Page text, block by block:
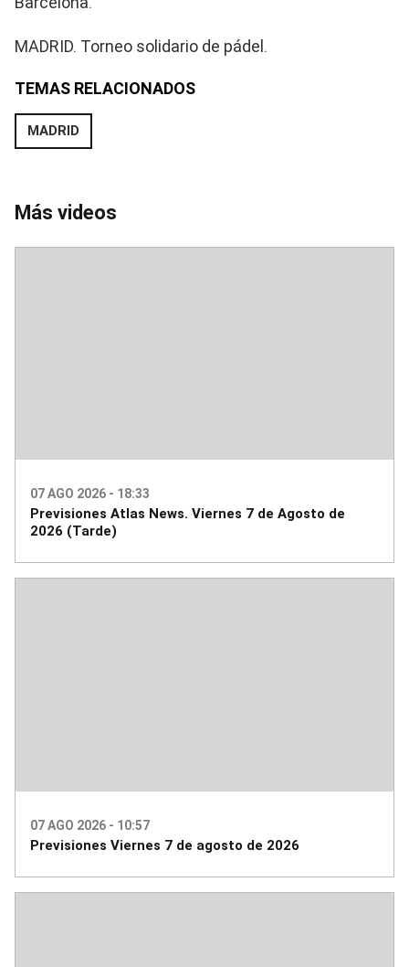
Para poder guardar como favorito, primero has de
MADRID. Torneo solidario de pádel.
TEMAS RELACIONADOS
MADRID
Más videos
07 AGO 2026 - 18:33
Previsiones Atlas News. Viernes 7 de Agosto de
2026 (Tarde)
07 AGO 2026 - 10:57
Previsiones Viernes 7 de agosto de 2026